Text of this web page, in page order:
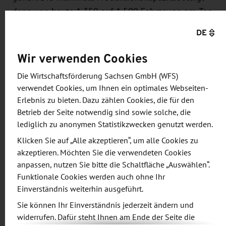
dann von heute 1.350 auf 1.500 Fahrzeuge pro Tag
voran.
Mit der E-Mobilität entstehen in Zwickau dauerhaft
zukunftsfähige Arbeitsplätze. Die 7.700 Mitarbeiter
am Standort werden derzeit mit einer großen
Weiterbildungsoffensive auf die neue Technologie
vorbereitet. Alle Mitarbeiter durchlaufen
Informationsveranstaltungen zur E-Mobilität. 3.000
Mitarbeiter absolvieren das Trainingscenter E-
Mobilität, in dem sie detailliert auf die neuen
Produktionsanforderungen geschult werden. In
Summe wird die Zwickauer Mannschaft bis Ende
2019 rund 13.000 Trainingstage absolvieren.
DE
Wir verwenden Cookies
Die Wirtschaftsförderung Sachsen GmbH (WFS)
verwendet Cookies, um Ihnen ein optimales Webseiten-
Erlebnis zu bieten. Dazu zählen Cookies, die für den
Betrieb der Seite notwendig sind sowie solche, die
lediglich zu anonymen Statistikzwecken genutzt werden.
Klicken Sie auf „Alle akzeptieren“, um alle Cookies zu
akzeptieren. Möchten Sie die verwendeten Cookies
anpassen, nutzen Sie bitte die Schaltfläche „Auswählen“.
Funktionale Cookies werden auch ohne Ihr
Einverständnis weiterhin ausgeführt.
Sie können Ihr Einverständnis jederzeit ändern und
widerrufen. Dafür steht Ihnen am Ende der Seite die